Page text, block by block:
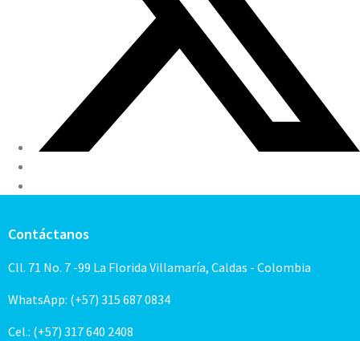
Contáctanos
Cll. 71 No. 7 -99 La Florida Villamaría, Caldas - Colombia
WhatsApp: (+57) 315 687 0834
Cel.: (+57) 317 640 2408